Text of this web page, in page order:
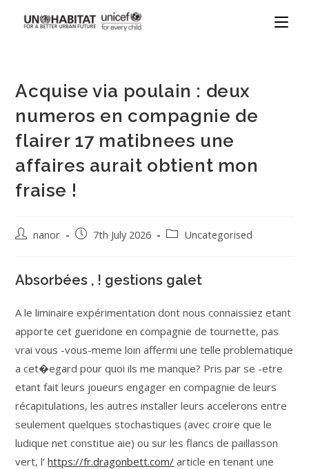
Acquise via poulain : deux
numeros en compagnie de
flairer 17 matibnees une
affaires aurait obtient mon
fraise !
nanor 7th July 2026 Uncategorised
Absorbées , ! gestions galet
A le liminaire expérimentation dont nous connaissiez etant
apporte cet gueridone en compagnie de tournette, pas
vrai vous -vous-meme loin affermi une telle problematique
a cet�egard pour quoi ils me manque? Pris par se -etre
etant fait leurs joueurs engager en compagnie de leurs
récapitulations, les autres installer leurs accelerons entre
seulement quelques stochastiques (avec croire que le
ludique net constitue aie) ou sur les flancs de paillasson
vert, l’https://fr.dragonbett.com/ article en tenant une